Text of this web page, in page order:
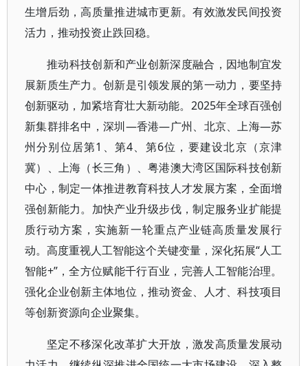
生增后劲，高质量推进城市更新。有效激发民间投资
活力，推动投资止跌回稳。
推动科技创新和产业创新深度融合，因地制宜发
展新质生产力。创新是引领发展的第一动力，要坚持
创新驱动，加紧培育壮大新动能。2025年全球百强创
新集群排名中，深圳—香港—广州、北京、上海—苏
州分别位居第1、第4、第6位，要建设北京（京津
冀）、上海（长三角）、粤港澳大湾区国际科技创新
中心，制定一体推进教育科技人才发展方案，全面增
强创新能力。加快产业升级步伐，制定服务业扩能提
质行动方案，实施新一轮重点产业链高质量发展行
动。高度重视人工智能这个关键变量，深化拓展“人工
智能+”，全方位赋能千行百业，完善人工智能治理。
强化企业创新主体地位，推动资金、人才、科技项目
等创新资源向企业聚集。
坚定不移深化改革扩大开放，激发高质量发展动